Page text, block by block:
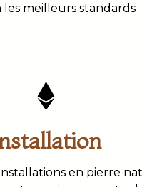
les meilleurs standards
en pierre